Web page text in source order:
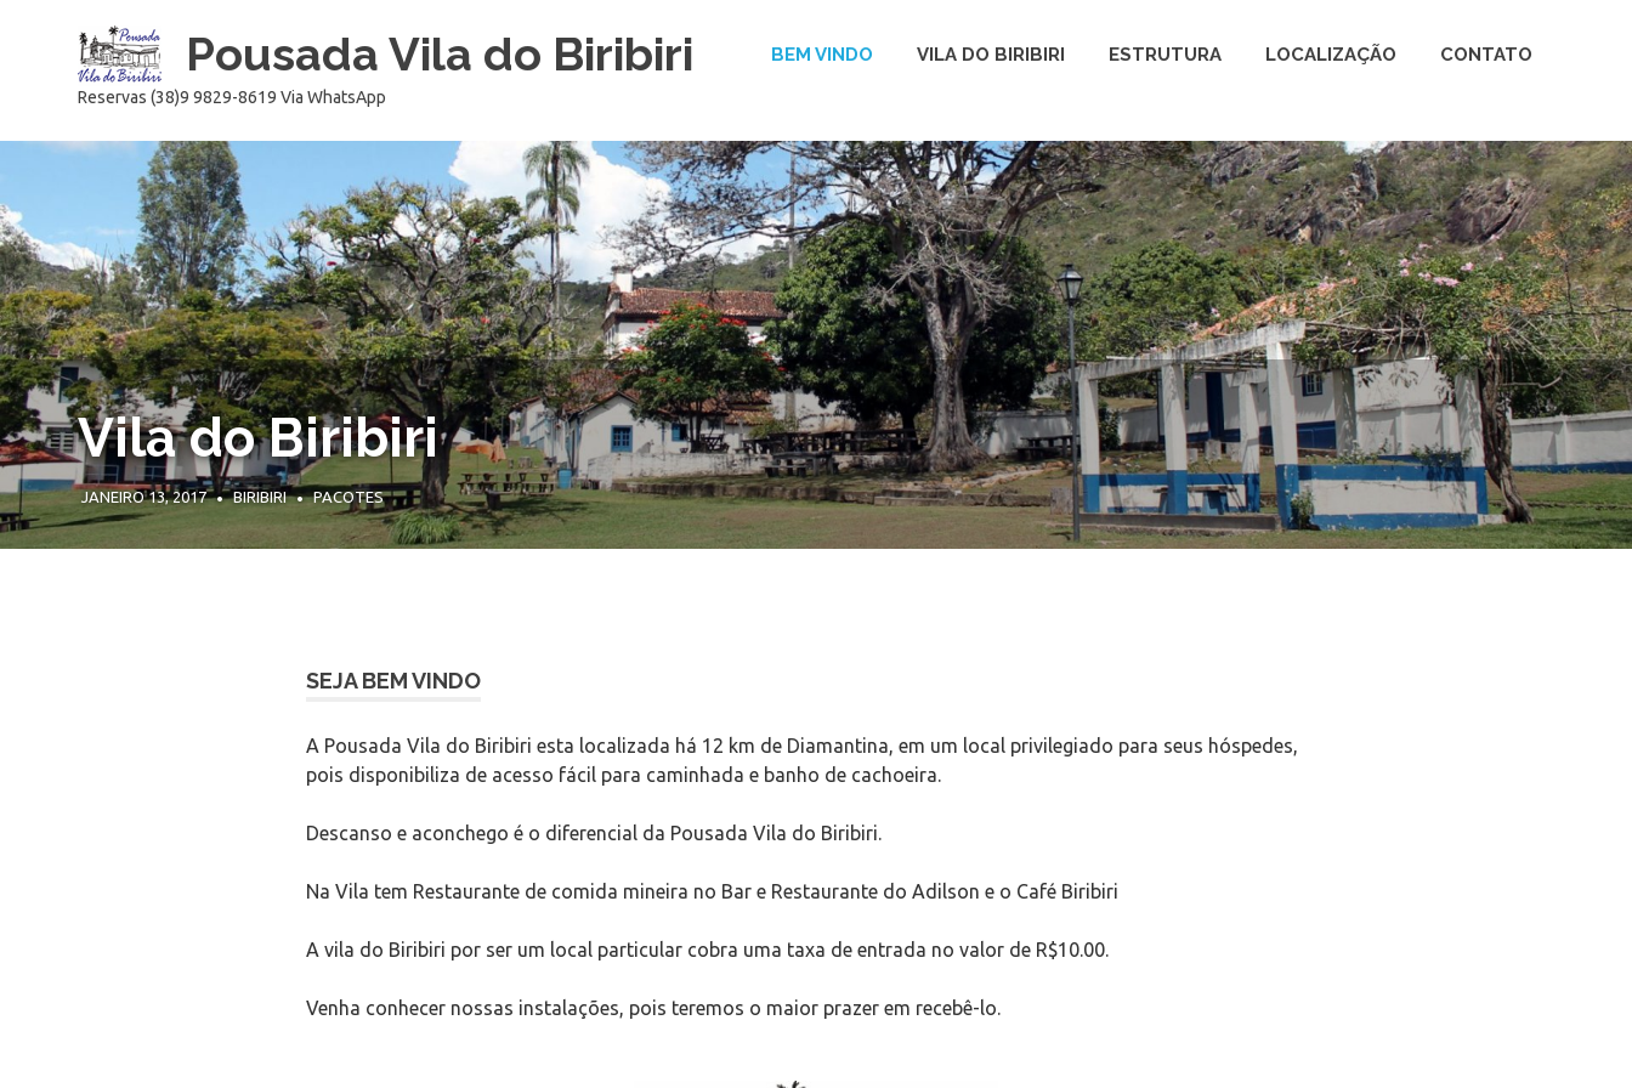
Pousada Vila do Biribiri
Reservas (38)9 9829-8619 Via WhatsApp
BEM VINDO VILA DO BIRIBIRI ESTRUTURA LOCALIZAÇÃO CONTATO
Vila do Biribiri
JANEIRO 13, 2017 BIRIBIRI PACOTES
A Pousada Vila do Biribiri esta localizada há 12 km de Diamantina, em um local privilegiado para seus hóspedes,
Descanso e aconchego é o diferencial da Pousada Vila do Biribiri.
Na Vila tem Restaurante de comida mineira no Bar e Restaurante do Adilson e o Café Biribiri
A vila do Biribiri por ser um local particular cobra uma taxa de entrada no valor de R$10.00.
Venha conhecer nossas instalações, pois teremos o maior prazer em recebê-lo.